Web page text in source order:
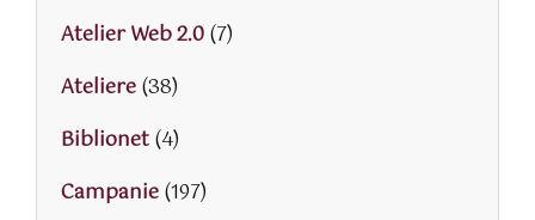
Atelier Web 2.0(7)
Ateliere(38)
Biblionet(4)
Campanie(197)